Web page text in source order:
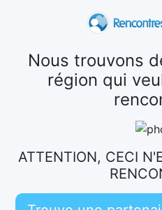
Nous trouvons
région qui
ATTENTION, CECI